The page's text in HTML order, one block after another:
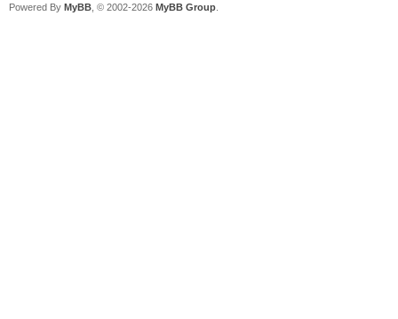
Powered By MyBB , © 2002-2026 MyBB Group